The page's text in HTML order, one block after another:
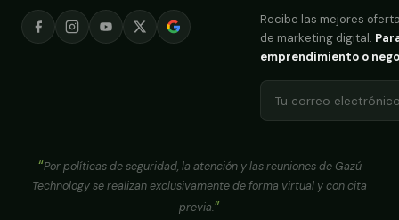
Recibe las mejores
de marketing digital.
emprendimiento o
Por políticas de seguridad, la atención y las reuniones de Gazú
Technology se realizan exclusivamente de forma virtual y con cita
previa.